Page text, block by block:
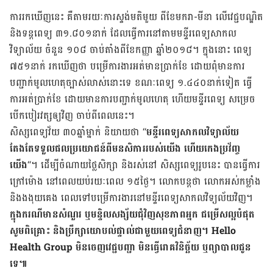
ការរកឃើញ​នេះ គឺតាមរយៈ​ការស្ទង់មតិ​មួយ ពី​ខែ​មករា-មីនា លើ​វេជ្ជបណ្ឌិត
និង​ទន្ដពេទ្យ ៣១.៨០១​នាក់ ដែល​ធ្វើការ​នៅ​តាមមន្ទីរពេទ្យ​សាកល
វិទ្យាល័យ ចំនួន ១០៨ ចាប់តាំង​ពី​ខែ​កញ្ញា ឆ្នាំ​២០១៨។ ក្នុងនោះ ពេទ្យ
៧៥១​នាក់ រកឃើញ​ថា បម្រើ​ការងារ​អត់​មាន​ប្រាក់ខែ ដោយ​ពុំមាន​ការ
បញ្ជាក់​មូលហេតុ​ច្បាស់លាស់​នោះទេ ខណៈ​ពេទ្យ ១.៤៤០​នាក់ទៀត ធ្វើ
ការ​អត់ប្រាក់ខែ ដោយ​មាន​ការបញ្ជាក់​មូលហេតុ ហើយ​មន្ទីរពេទ្យ សម្រេច​
បើកបៀរវត្ស​ឲ្យ​វិញ ចាប់ពី​ពេលនេះ។
សិស្សពេទ្យ​វ័យ ៣០​ឆ្នាំ​ម្នាក់ និយាយថា “មន្ទីរពេទ្យ​សាកលវិទ្យាល័យ
តែងតែ​ទទួល​ផលប្រយោជន៍​ពី​មនសិការ​របស់​យើង ហើយ​កេងប្រវ័ញ្ច​
យើង“។ ដើម្បី​ចំណាយ​ថ្លៃសិក្សា និង​រស់នៅ សិស្សពេទ្យ​រូបនេះ បាន​ធ្វើការ​
ក្រៅម៉ោង នៅពេលយប់​រយៈពេល ១៥​ថ្ងៃ។ លោកបន្ដថា លោក​អស់កម្លាំង
និងងងុយគេង ពេល​ទៅ​បម្រើការងារ​នៅ​មន្ទីរពេទ្យ​សាកលវិទ្យល័យ​វិញ។
ក្នុង​ករណី​មាន​សំណួរ ឬ​មន្ទិលសង្ស័យ​ជុំវិញ​សុខភាព​អ្នក ជម្រើស​ល្អ​បំផុត
សូម​ពិគ្រោះ និង​ប្រឹក្សា​យោបល់​ផ្ទាល់​ជាមួយ​ពេទ្យ​ជំនាញ។ Hello
Health Group មិន​ចេញ​វេជ្ជបញ្ជា មិន​ធ្វើ​រោគវិនិច្ឆ័យ ឬ​ព្យាបាល​ជូន​
ទេ៕